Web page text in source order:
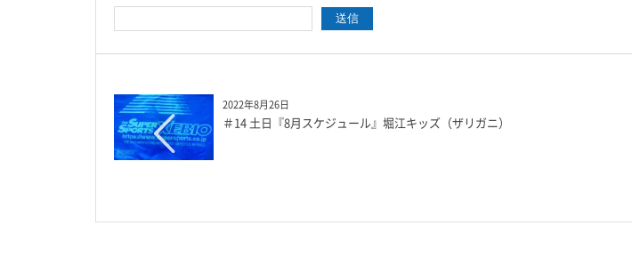
2022年8月26日
＃14 土日『8月スケジュール』堀江キッズ（ザリガニ）